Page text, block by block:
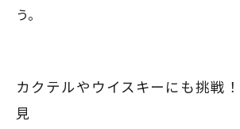
う。
カクテルやウイスキーにも挑戦
見